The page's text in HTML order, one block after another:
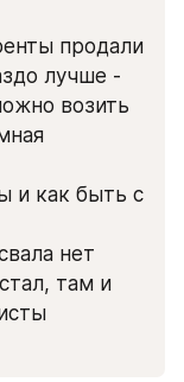
продали
лучше -
возить
и как быть с
нет
там и